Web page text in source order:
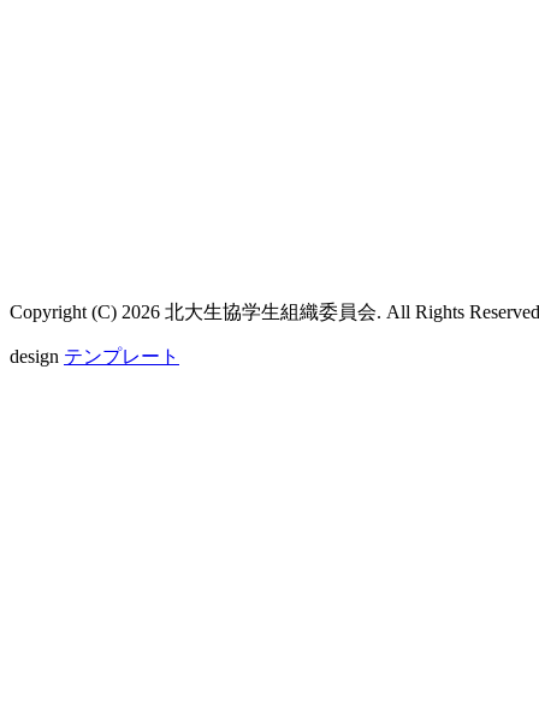
Copyright (C) 2026 北大生協学生組織委員会. All Rights
design テンプレート